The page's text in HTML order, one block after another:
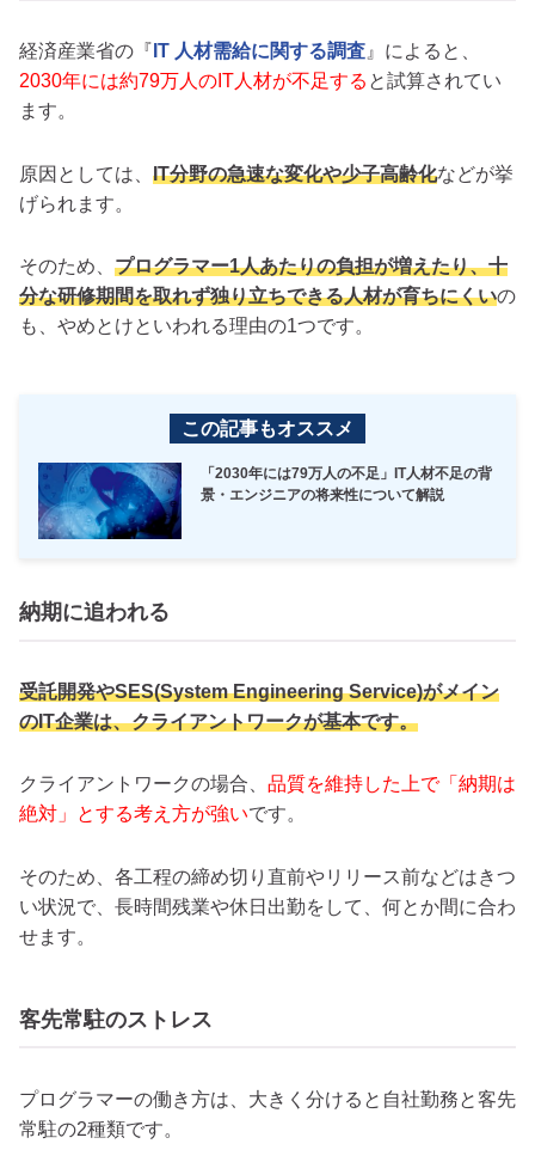
経済産業省の『 IT 人材需給に関する調査』によると、
2030年には約79万人のIT人材が不足する と試算されてい
ます。
原因としては、 IT分野の急速な変化や少子高齢化などが挙
げられます。
そのため、 プログラマー1人あたりの負担が増えたり、十
分な研修期間を取れず独り立ちできる人材が育ちにくいの
も、やめとけといわれる理由の1つです。
この記事もオススメ
「2030年には79万人の不足」IT人材不足の背
景・エンジニアの将来性について解説
納期に追われる
受託開発やSES(System Engineering Service)がメイン
のIT企業は、クライアントワークが基本です。
クライアントワークの場合、 品質を維持した上で「納期は
絶対」とする考え方が強いです。
そのため、各工程の締め切り直前やリリース前などはきつ
い状況で、長時間残業や休日出勤をして、何とか間に合わ
せます。
客先常駐のストレス
プログラマーの働き方は、大きく分けると自社勤務と客先
常駐の2種類です。